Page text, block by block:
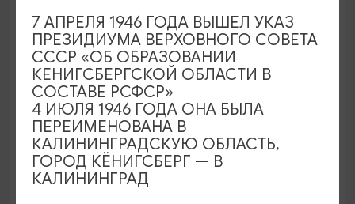
Семейный клуб выходного дня в
Морском выставочном центре
19.07.2026 - 30.08.2026, СБ 12:00, 13:00
Светлогорск, Морской выставочный центр г.
Светлогорск
7 АПРЕЛЯ 1946 ГОДА ВЫШЕЛ УКАЗ
ПРЕЗИДИУМА ВЕРХОВНОГО СОВЕТА
СССР «ОБ ОБРАЗОВАНИИ
КЕНИГСБЕРГСКОЙ ОБЛАСТИ В
СОСТАВЕ РСФСР»
4 ИЮЛЯ 1946 ГОДА ОНА БЫЛА
ПЕРЕИМЕНОВАНА В
КАЛИНИНГРАДСКУЮ ОБЛАСТЬ,
ГОРОД КЁНИГСБЕРГ — В
КАЛИНИНГРАД